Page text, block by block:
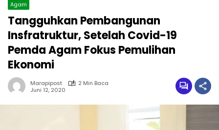
Agam
Tangguhkan Pembangunan
Insfratruktur, Setelah Covid-19
Pemda Agam Fokus Pemulihan
Ekonomi
Marapipost
2 Min Baca
Juni 12, 2020